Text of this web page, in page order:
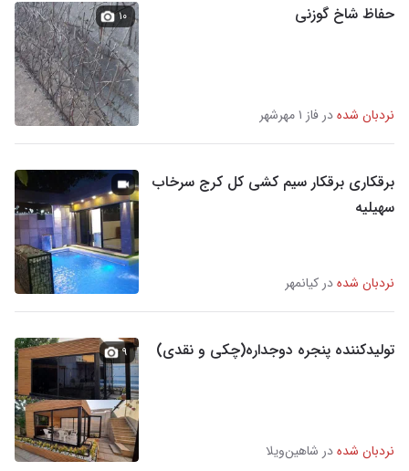
حفاظ شاخ گوزنی
نردبان شدهدر فاز ۱ مهرشهر
۱۰
برقکاری برقکار سیم کشی کل کرج سرخاب
سهیلیه
نردبان شدهدر کیانمهر
تولیدکننده پنجره دوجداره(چکی و نقدی)
نردبان شدهدر شاهین‌ویلا
۹